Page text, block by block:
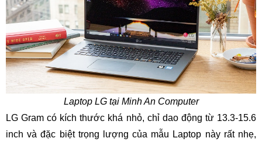
Laptop LG tại Minh An Computer
LG Gram có kích thước khá nhỏ, chỉ dao động từ 13.3-15.6
inch và đặc biệt trọng lượng của mẫu Laptop này rất nhẹ,